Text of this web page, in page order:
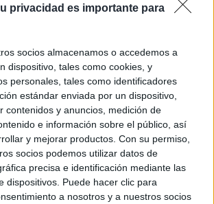
privacidad es importante para
socios almacenamos o accedemos a
dispositivo, tales como cookies, y
personales, tales como identificadores
estándar enviada por un dispositivo,
contenidos y anuncios, medición de
e información sobre el público, así
y mejorar productos. Con su permiso,
socios podemos utilizar datos de
precisa e identificación mediante las
dispositivos. Puede hacer clic para
a nosotros y a nuestros socios